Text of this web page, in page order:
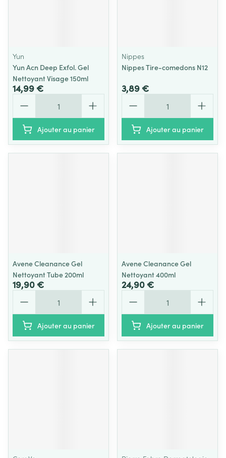
Yun
Yun Acn Deep Exfol. Gel
Nettoyant Visage 150ml
14,99 €
Ajouter au panier
Nippes
Nippes Tire-comedons N12
3,89 €
Ajouter au panier
Avene Cleanance Gel
Nettoyant Tube 200ml
19,90 €
Ajouter au panier
Avene Cleanance Gel
Nettoyant 400ml
24,90 €
Ajouter au panier